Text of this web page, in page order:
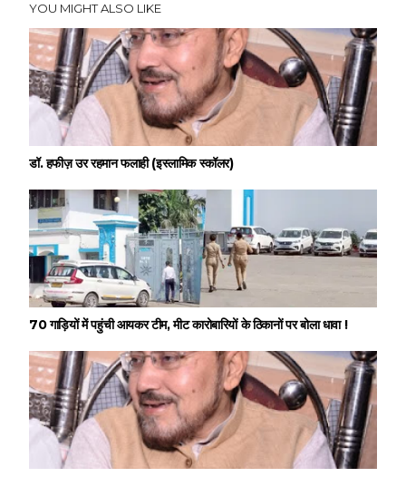
YOU MIGHT ALSO LIKE
डॉ. हफीज़ उर रहमान फलाही (इस्लामिक स्कॉलर)
70 गाड़ियों में पहुंची आयकर टीम, मीट कारोबारियों के ठिकानों पर बोला धावा !